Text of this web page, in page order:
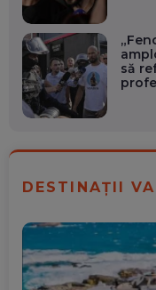
să
DESTINAȚII